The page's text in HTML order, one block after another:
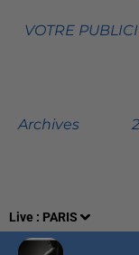
Live : PARIS
VOTRE
Archives